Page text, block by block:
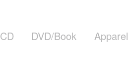
CD DVD/Book Apparel